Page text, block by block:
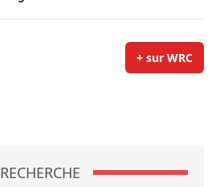
+ sur WRC
RECHERCHE